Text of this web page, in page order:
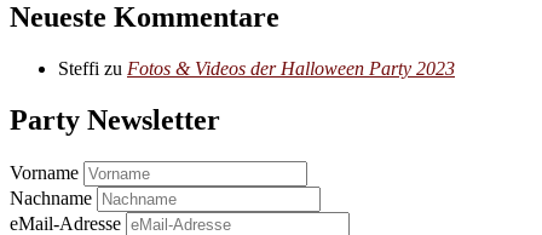
Neueste Kommentare
Steffi zu Fotos & Videos der Halloween Party 2023
Party Newsletter
Vorname
Nachname
eMail-Adresse